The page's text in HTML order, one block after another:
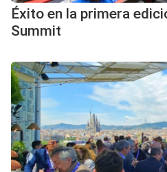
Éxito en la primera
Summit